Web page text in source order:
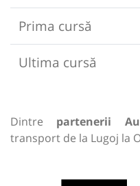
Prima cursă
Ultima cursă
Dintre partenerii
transport de la Lugoj la